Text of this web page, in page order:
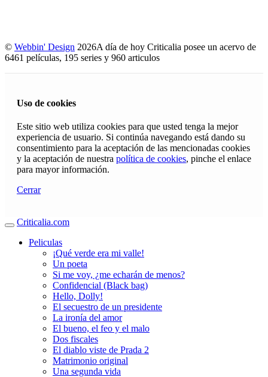
© Webbin' Design 2026A día de hoy Criticalia posee un acervo de
6461 películas, 195 series y 960 articulos
Uso de cookies
Este sitio web utiliza cookies para que usted tenga la mejor
experiencia de usuario. Si continúa navegando está dando su
consentimiento para la aceptación de las mencionadas cookies
y la aceptación de nuestra política de cookies, pinche el enlace
para mayor información.
Cerrar
Criticalia.com
Peliculas
¡Qué verde era mi valle!
Un poeta
Si me voy, ¿me echarán de menos?
Confidencial (Black bag)
Hello, Dolly!
El secuestro de un presidente
La ironía del amor
El bueno, el feo y el malo
Dos fiscales
El diablo viste de Prada 2
Matrimonio original
Una segunda vida